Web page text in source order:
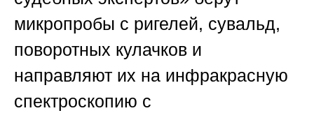
микропробы с ригелей, сувальд,
поворотных кулачков и
направляют их на инфракрасную
спектроскопию с